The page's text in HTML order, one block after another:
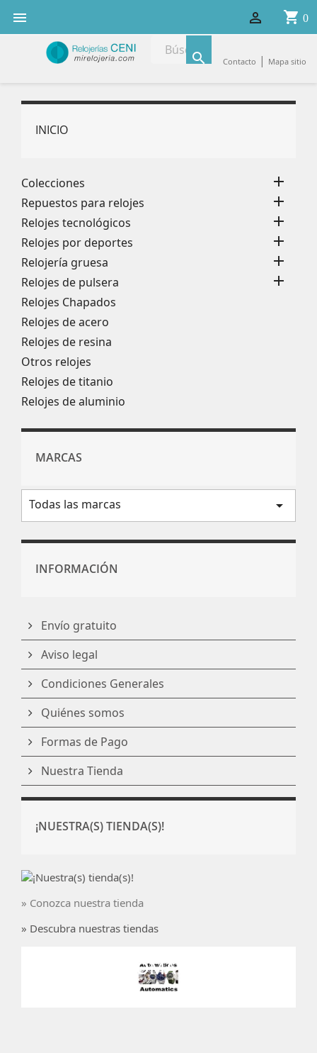
 shopping_cart 0

 Contacto | Mapa sitio
INICIO
Colecciones 
Repuestos para relojes 
Relojes tecnológicos 
Relojes por deportes 
Relojería gruesa 
Relojes de pulsera 
Relojes Chapados
Relojes de acero
Relojes de resina
Otros relojes
Relojes de titanio
Relojes de aluminio
MARCAS
Todas las marcas arrow_drop_down
INFORMACIÓN
Envío gratuito
Aviso legal
Condiciones Generales
Quiénes somos
Formas de Pago
Nuestra Tienda
¡NUESTRA(S) TIENDA(S)!
» Conozca nuestra tienda
» Descubra nuestras tiendas
RELOJES AUTOMÁTICOS